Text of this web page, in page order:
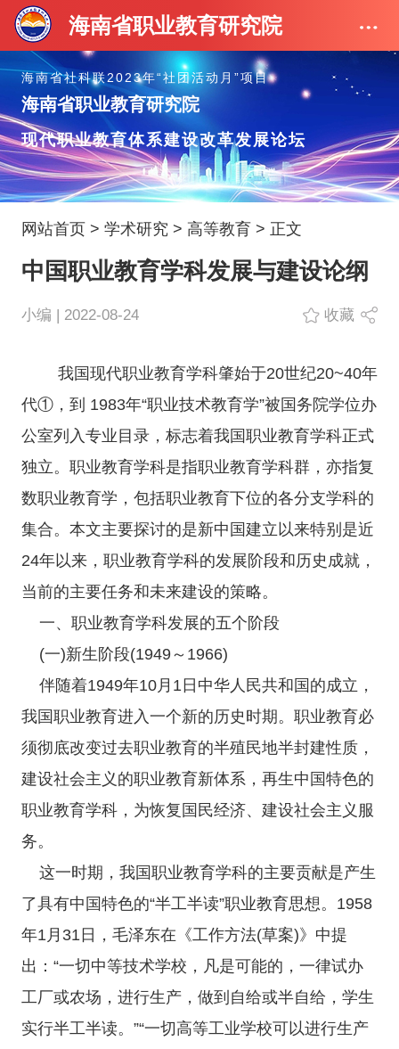
海南省职业教育研究院
海南省社科联2023年“社团活动月”项目
海南省职业教育研究院
现代职业教育体系建设改革发展论坛
网站首页 > 学术研究 > 高等教育 > 正文
中国职业教育学科发展与建设论纲
小编 | 2022-08-24 收藏
我国现代职业教育学科肇始于20世纪20~40年
代①，到 1983年“职业技术教育学”被国务院学位办
公室列入专业目录，标志着我国职业教育学科正式
独立。职业教育学科是指职业教育学科群，亦指复
数职业教育学，包括职业教育下位的各分支学科的
集合。本文主要探讨的是新中国建立以来特别是近
24年以来，职业教育学科的发展阶段和历史成就，
当前的主要任务和未来建设的策略。
一、职业教育学科发展的五个阶段
(一)新生阶段(1949～1966)
伴随着1949年10月1日中华人民共和国的成立，
我国职业教育进入一个新的历史时期。职业教育必
须彻底改变过去职业教育的半殖民地半封建性质，
建设社会主义的职业教育新体系，再生中国特色的
职业教育学科，为恢复国民经济、建设社会主义服
务。
这一时期，我国职业教育学科的主要贡献是产生
了具有中国特色的“半工半读”职业教育思想。1958
年1月31日，毛泽东在《工作方法(草案)》中提
出：“一切中等技术学校，凡是可能的，一律试办
工厂或农场，进行生产，做到自给或半自给，学生
实行半工半读。”“一切高等工业学校可以进行生产